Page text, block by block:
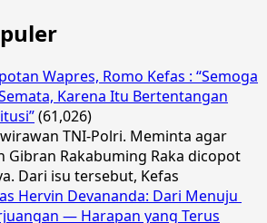
Wapres, Romo Kefas : “Semoga
Karena Itu Bertentangan
(61,026)
TNI-Polri. Meminta agar
Gibran Rakabuming Raka dicopot
Dari isu tersebut, Kefas
Hervin Devananda: Dari Menuju
— Harapan yang Terus